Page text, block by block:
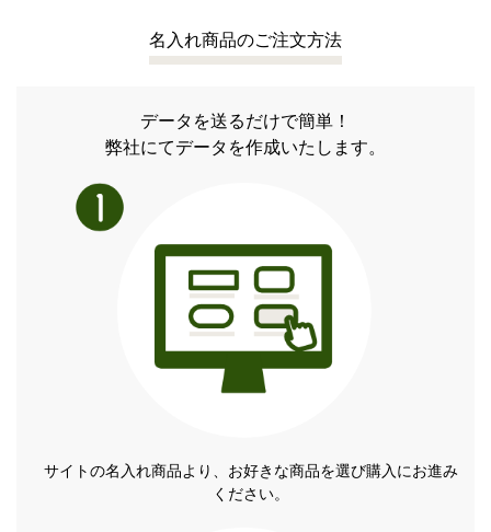
名入れ商品のご注文方法
データを送るだけで簡単！
弊社にてデータを作成いたします。
サイトの名入れ商品より、お好きな商品を選び購入にお進み
ください。